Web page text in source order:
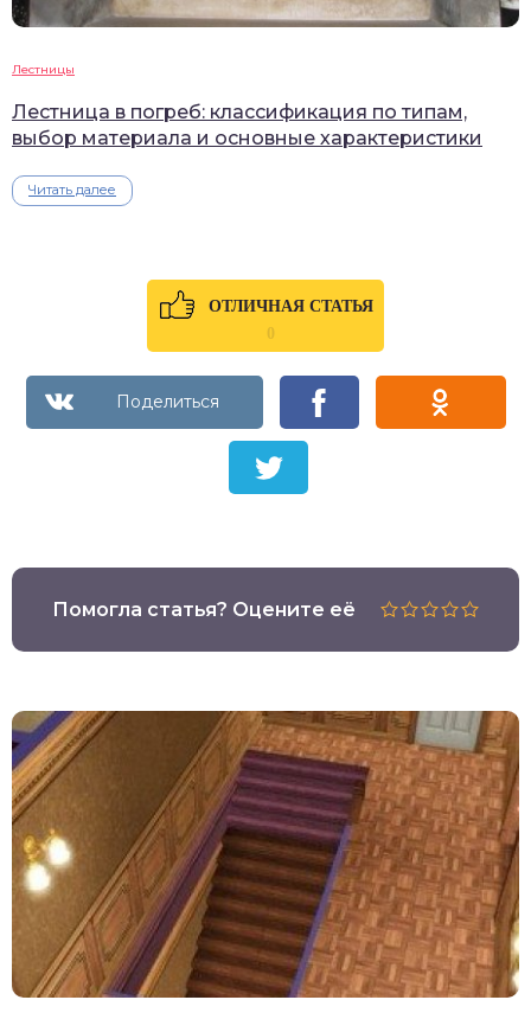
Лестницы
Лестница в погреб: классификация по типам,
выбор материала и основные характеристики
Читать далее
ОТЛИЧНАЯ СТАТЬЯ
0
Помогла статья? Оцените её